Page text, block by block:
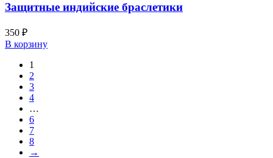
Защитные индийские браслетики
350 ₽
В корзину
1
2
3
4
…
6
7
8
→